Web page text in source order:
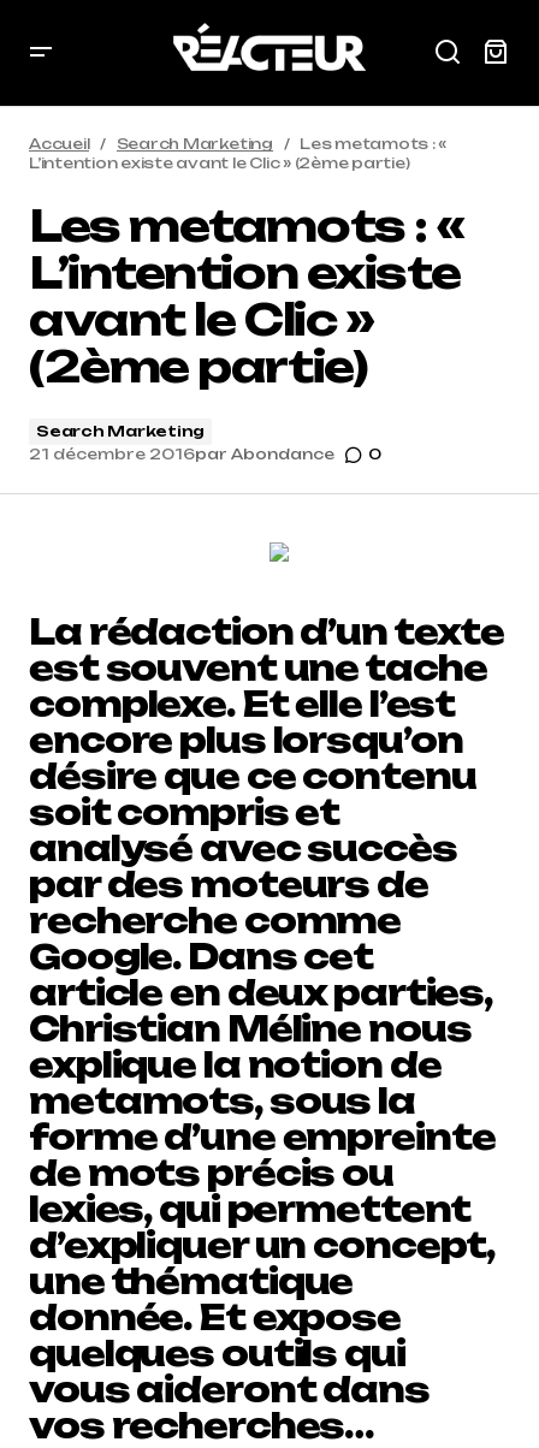
Accueil Search Marketing
Les metamots : «
L’intention existe avant le Clic » (2ème partie)
Les metamots : «
L’intention existe
avant le Clic »
(2ème partie)
Search Marketing
21 décembre 2016par Abondance 0
La rédaction d’un texte
est souvent une tache
complexe. Et elle l’est
encore plus lorsqu’on
désire que ce contenu
soit compris et
analysé avec succès
par des moteurs de
recherche comme
Google. Dans cet
article en deux parties,
Christian Méline nous
explique la notion de
metamots, sous la
forme d’une empreinte
de mots précis ou
lexies, qui permettent
d’expliquer un concept,
une thématique
donnée. Et expose
quelques outils qui
vous aideront dans
vos recherches…